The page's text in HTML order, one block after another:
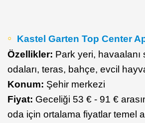
Kastel Garten Top Center
Özellikler: Park yeri, havaalanı
odaları, teras, bahçe, evcil
Konum: Şehir merkezi
Fiyat: Geceliği 53 € - 91 €
oda için ortalama fiyatlar temel